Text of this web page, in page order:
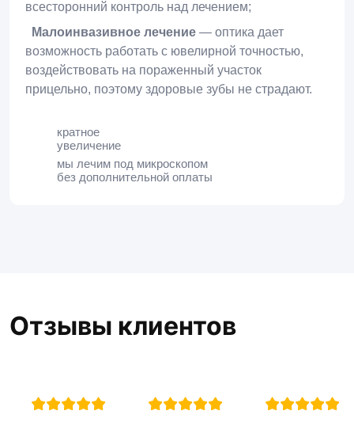
всесторонний контроль над лечением;
Малоинвазивное лечение — оптика дает
возможность работать с ювелирной точностью,
воздействовать на пораженный участок
прицельно, поэтому здоровые зубы не страдают.
кратное
увеличение
мы лечим под микроскопом
без дополнительной оплаты
Отзывы клиентов